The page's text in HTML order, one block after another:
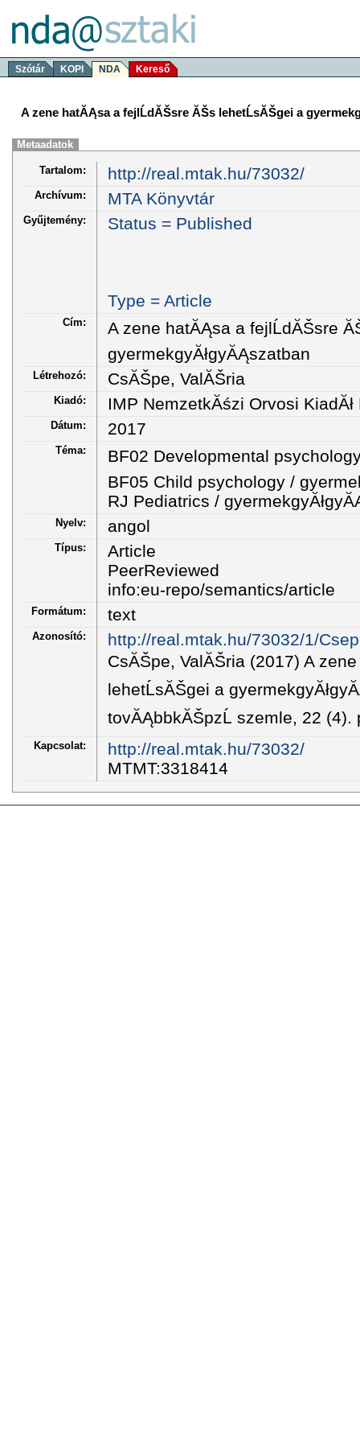
Szótár KOPI NDA Kereső
A zene hatĂĄsa a fejlĹdĂŠsre ĂŠs lehetĹsĂŠgei a
Metaadatok
Tartalom: http://real.mtak.hu/73032/
Archívum: MTA Könyvtár
Gyűjtemény: Status = Published
Type = Article
Cím:
A zene hatĂĄsa a fejlĹdĂŠsre
gyermekgyĂłgyĂĄszatban
Létrehozó: CsĂŠpe, ValĂŠria
Kiadó: IMP NemzetkĂśzi Orvosi KiadĂł
Dátum: 2017
Téma:
BF02 Developmental
BF05 Child psychology /
RJ Pediatrics /
Nyelv: angol
Típus:
Article
PeerReviewed
info:eu-repo/semantics/article
Formátum: text
Azonosító:
http://real.mtak.hu/73032/1/
CsĂŠpe, ValĂŠria (2017) A
lehetĹsĂŠgei a
tovĂĄbbkĂŠpzĹ szemle, 22
Kapcsolat:
http://real.mtak.hu/73032/
MTMT:3318414